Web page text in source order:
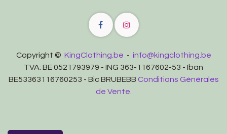
Copyright © KingClothing.be - info@kingclothing.be
TVA: BE 0521793979 - ING 363-1167602-53 - Iban
BE53363116760253 - Bic BRUBEBB Conditions Générales
de Vente.